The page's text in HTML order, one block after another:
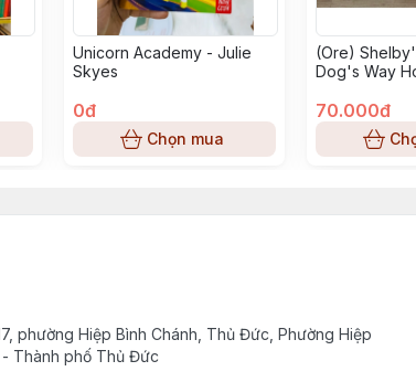
Unicorn Academy - Julie
Skyes
0đ
Chọn mua
(Ore)
Dog's Way
70.000đ
phường Hiệp Bình Chánh, Thủ Đức, Phường Hiệp
- Thành phố Thủ Đức